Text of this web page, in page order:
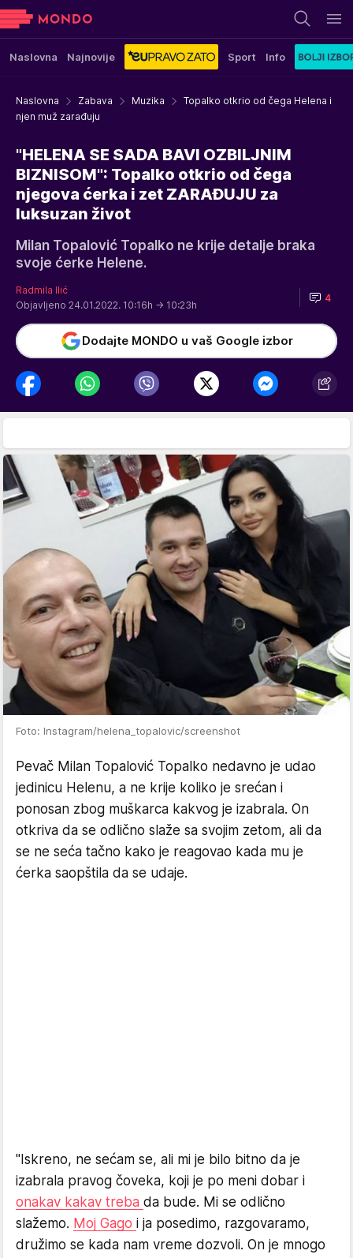
Naslovna Najnovije Sport Info
Naslovna Zabava Muzika
Topalko otkrio od čega Helena i
njen muž zarađuju
"HELENA SE SADA BAVI OZBILJNIM
BIZNISOM": Topalko otkrio od čega
njegova ćerka i zet ZARAĐUJU za
luksuzan život
Milan Topalović Topalko ne krije detalje braka
svoje ćerke Helene.
Radmila Ilić
Objavljeno 24.01.2022. 10:16h → 10:23h
4
Dodajte MONDO u vaš Google izbor
Foto: Instagram/helena_topalovic/screenshot
Pevač Milan Topalović Topalko nedavno je udao
jedinicu Helenu, a ne krije koliko je srećan i
ponosan zbog muškarca kakvog je izabrala. On
otkriva da se odlično slaže sa svojim zetom, ali da
se ne seća tačno kako je reagovao kada mu je
ćerka saopštila da se udaje.
"Iskreno, ne sećam se, ali mi je bilo bitno da je
izabrala pravog čoveka, koji je po meni dobar i
onakav kakav treba da bude. Mi se odlično
slažemo. Moj Gago i ja posedimo, razgovaramo,
družimo se kada nam vreme dozvoli. On je mnogo